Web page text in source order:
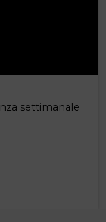
settimanale